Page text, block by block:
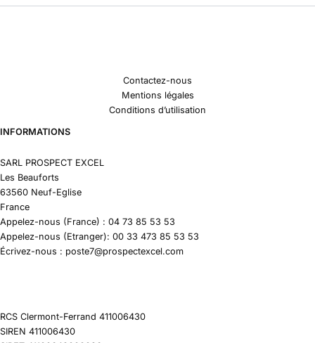
Contactez-nous
Mentions légales
Conditions d’utilisation
INFORMATIONS
SARL PROSPECT EXCEL
Les Beauforts
63560 Neuf-Eglise
France
Appelez-nous (France) : 04 73 85 53 53
Appelez-nous (Etranger): 00 33 473 85 53 53
Écrivez-nous : poste7@prospectexcel.com
RCS Clermont-Ferrand 411006430
SIREN 411006430